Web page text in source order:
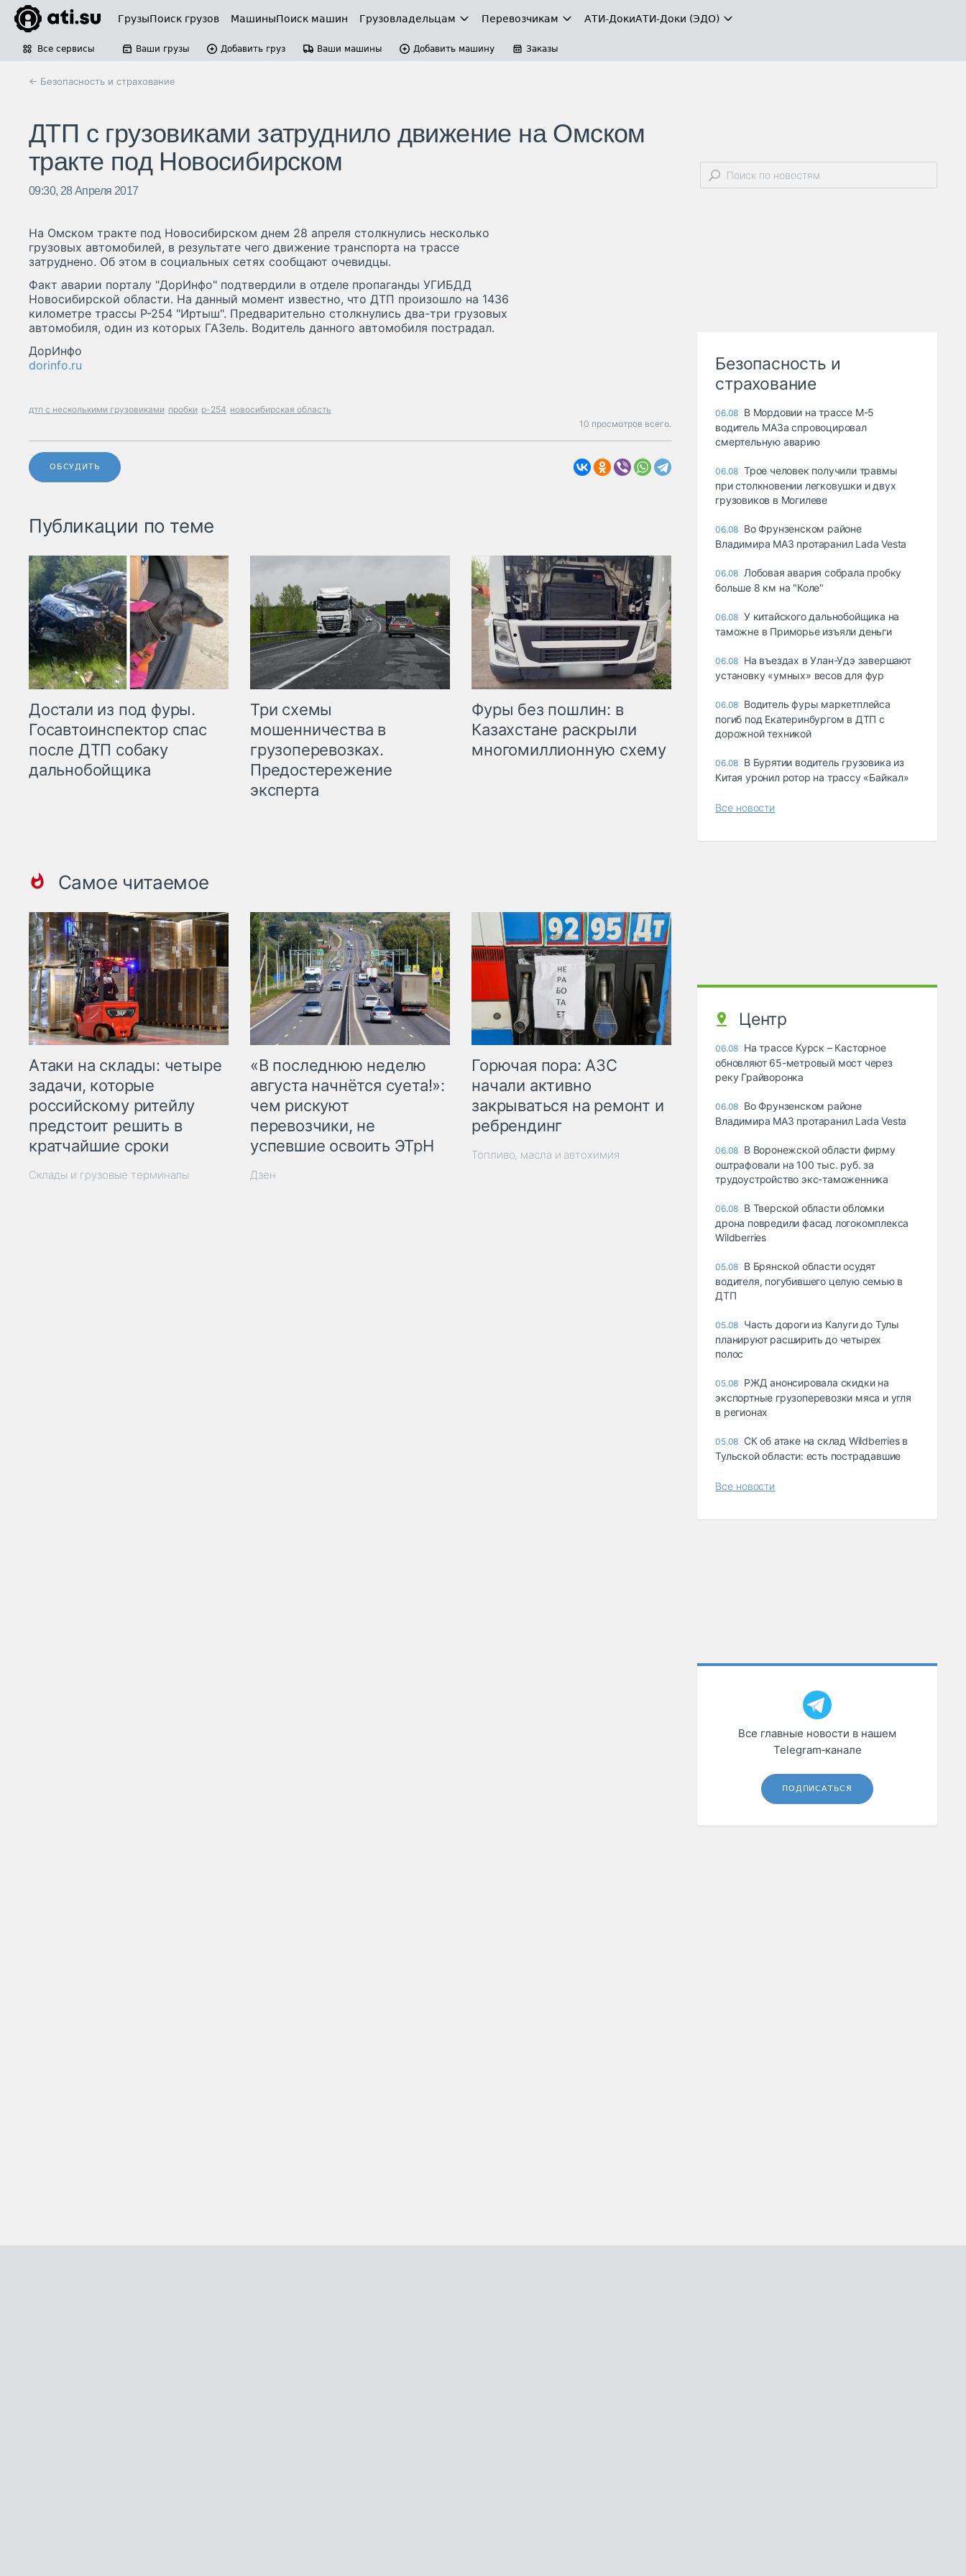
ГрузыПоиск грузов МашиныПоиск машин Грузовладельцам Перевозчикам АТИ-ДокиАТИ-Доки (ЭДО)
Все сервисы Ваши грузы Добавить груз Ваши машины Добавить машину Заказы
← Безопасность и страхование
ДТП с грузовиками затруднило движение на Омском
тракте под Новосибирском
09:30, 28 Апреля 2017
На Омском тракте под Новосибирском днем 28 апреля столкнулись несколько
грузовых автомобилей, в результате чего движение транспорта на трассе
затруднено. Об этом в социальных сетях сообщают очевидцы.
Факт аварии порталу "ДорИнфо" подтвердили в отделе пропаганды УГИБДД
Новосибирской области. На данный момент известно, что ДТП произошло на 1436
километре трассы Р-254 "Иртыш". Предварительно столкнулись два-три грузовых
автомобиля, один из которых ГАЗель. Водитель данного автомобиля пострадал.
ДорИнфо
dorinfo.ru
дтп с несколькими грузовиками пробки р-254 новосибирская область
10 просмотров всего.
ОБСУДИТЬ
Публикации по теме
Достали из под фуры.
Госавтоинспектор спас
после ДТП собаку
дальнобойщика
Три схемы
мошенничества в
грузоперевозках.
Предостережение
эксперта
Фуры без пошлин: в
Казахстане раскрыли
многомиллионную схему
Самое читаемое
Атаки на склады: четыре
задачи, которые
российскому ритейлу
предстоит решить в
кратчайшие сроки
Склады и грузовые терминалы
«В последнюю неделю
августа начнётся суета!»:
чем рискуют
перевозчики, не
успевшие освоить ЭТрН
Дзен
Горючая пора: АЗС
начали активно
закрываться на ремонт и
ребрендинг
Топливо, масла и автохимия
Безопасность и
страхование
06.08 В Мордовии на трассе М-5
водитель МАЗа спровоцировал
смертельную аварию
06.08 Трое человек получили травмы
при столкновении легковушки и двух
грузовиков в Могилеве
06.08 Во Фрунзенском районе
Владимира МАЗ протаранил Lada Vesta
06.08 Лобовая авария собрала пробку
больше 8 км на "Коле"
06.08 У китайского дальнобойщика на
таможне в Приморье изъяли деньги
06.08 Ha въeздax в Улaн-Удэ зaвepшaют
ycтaнoвкy «yмныx» вecoв для фyp
06.08 Водитель фуры маркетплейса
погиб под Екатеринбургом в ДТП с
дорожной техникой
06.08 В Бурятии водитель грузовика из
Китая уронил ротор на трассу «Байкал»
Все новости
Центр
06.08 На трассе Курск – Касторное
обновляют 65-метровый мост через
реку Грайворонка
06.08 Во Фрунзенском районе
Владимира МАЗ протаранил Lada Vesta
06.08 В Воронежской области фирму
оштрафовали на 100 тыс. руб. за
трудоустройство экс-таможенника
06.08 В Тверской области обломки
дрона повредили фасад логокомплекса
Wildberries
05.08 В Брянской области осудят
водителя, погубившего целую семью в
ДТП
05.08 Часть дороги из Калуги до Тулы
планируют расширить до четырех
полос
05.08 РЖД анонсировала скидки на
экспортные грузоперевозки мяса и угля
в регионах
05.08 СК об атаке на склад Wildberries в
Тульской области: есть пострадавшие
Все новости
Все главные новости в нашем
Telegram‑канале
ПОДПИСАТЬСЯ